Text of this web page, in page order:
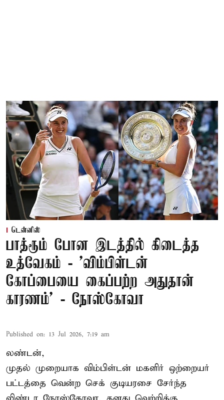
டென்னிஸ்
பாத்ரூம் போன இடத்தில் கிடைத்த
உத்வேகம் - ’விம்பிள்டன்
கோப்பையை கைப்பற்ற அதுதான்
காரணம்’ - நோஸ்கோவா
Published on: 13 Jul 2026, 7:19 am
லண்டன்,
முதல் முறையாக விம்பிள்டன் மகளிர் ஒற்றையர்
பட்டத்தை வென்ற செக் குடியரசை சேர்ந்த